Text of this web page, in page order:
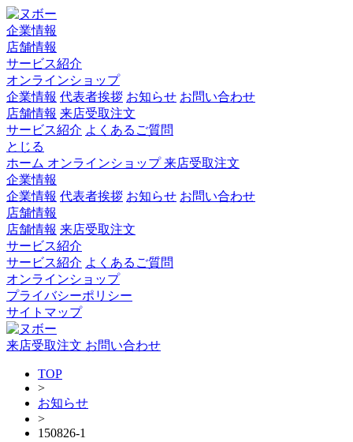
企業情報
店舗情報
サービス紹介
オンラインショップ
企業情報 代表者挨拶 お知らせ お問い合わせ
店舗情報 来店受取注文
サービス紹介 よくあるご質問
とじる
ホーム オンラインショップ来店受取注文
企業情報
企業情報 代表者挨拶 お知らせ お問い合わせ
店舗情報
店舗情報 来店受取注文
サービス紹介
サービス紹介 よくあるご質問
オンラインショップ
プライバシーポリシー
サイトマップ
来店受取注文 お問い合わせ
TOP
>
お知らせ
>
150826-1